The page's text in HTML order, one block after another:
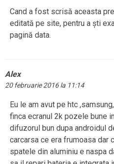
Cand a fost scrisă aceasta
editată pe site, pentru a ști
pagină data.
Alex
20 februarie 2016 la 11:14
Eu le am avut pe htc
finca ecranul 2k pozele bune
difuzorul bun dupa androidul
carcarsa ce era frumoasa dar
spatele din aluminiu e naspa